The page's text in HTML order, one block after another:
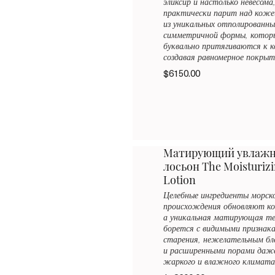
эликсир и настолько
практически парит над
из уникальных
симметричной формы,
буквально притягиваются к
создавая равномерное
$6150.00
Матирующий
лосьон The
Lotion
Целебные ингредиенты
происхождения обновляют
а уникальная матирующая
борется с видимыми
старения, нежелательным
и расширенными порами даже
жаркого и влажного